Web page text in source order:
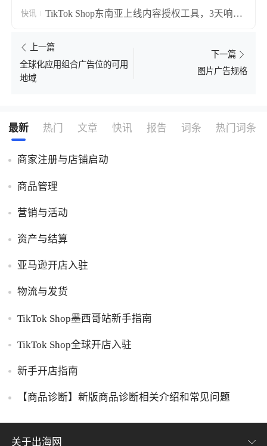
快讯
TikTok Shop东南亚上线内容授权工具，3天响应
上一篇
全球化应用组合广告位的可用
地域
下一篇
图片广告规格
最新 热门 文章 快讯 报告 词条 热门词条
商家注册与店铺启动
商品管理
营销与活动
资产与结算
亚马逊开店入驻
物流与发货
TikTok Shop墨西哥站新手指南
TikTok Shop全球开店入驻
新手开店指南
【商品诊断】新版商品诊断相关介绍和常见问题
关于出海网